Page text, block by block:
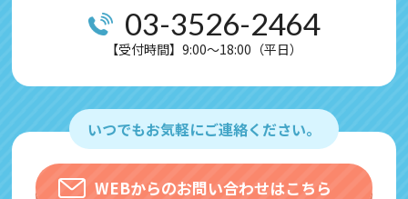
【Googleアナリティクスの使用について】
当サイトでは、より良いサービスの提供、ま
たユーザビリティの向上のため、Googleアナ
リティクスを使用し、当サイトの利用状況な
どのデータ収集および解析を行っておりま
す。その際、「Cookie」を通じて、Googleが
お客様のIPアドレスなどの情報を収集する場
合がありますが、「Cookie」で収集される情
03-3526-2464
【受付時間】9:00～18:00（平日）
いつでもお気軽にご連絡ください。
WEBからのお問い合わせはこちら